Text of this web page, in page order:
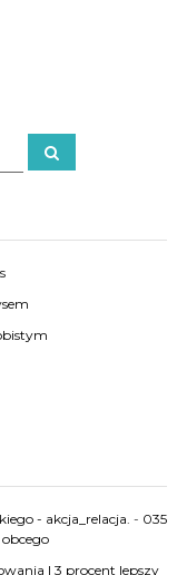
S
e
- akcja_relacja. - 035
| 3 procent lepszy